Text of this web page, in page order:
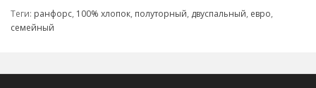
Теги: ранфорс, 100% хлопок, полуторный, двуспальный, евро,
семейный